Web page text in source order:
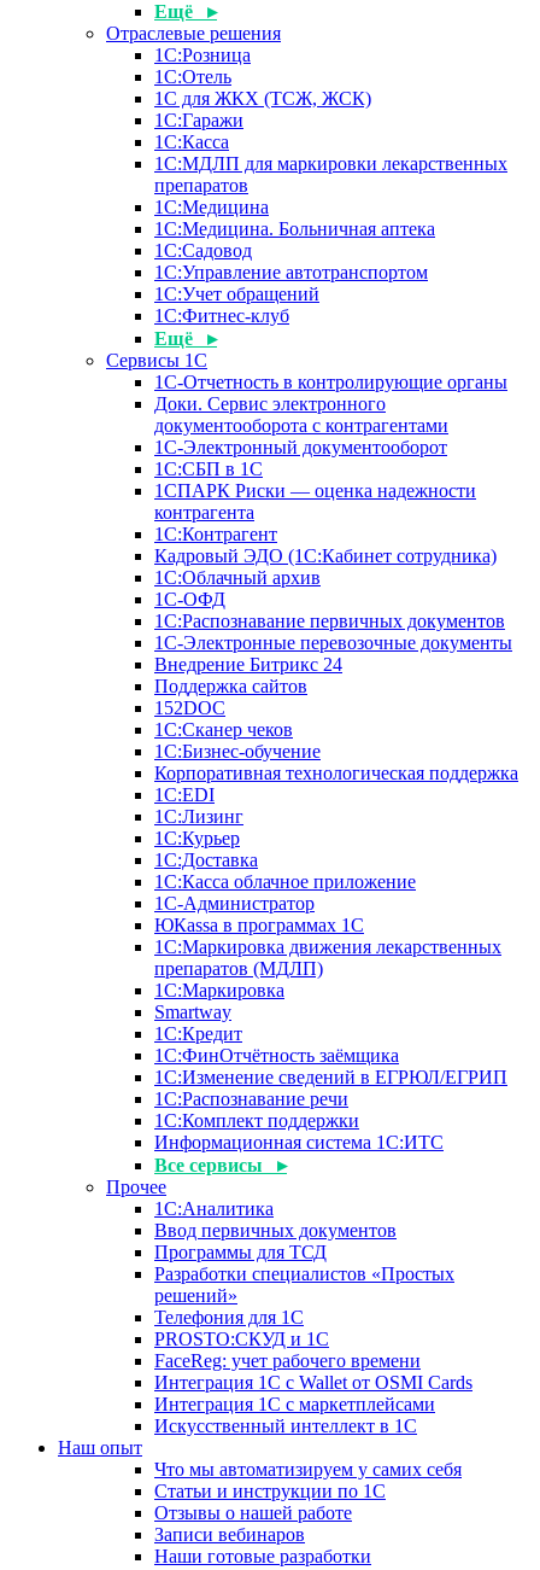
Ещё ▸
Отраслевые решения
1С:Розница
1С:Отель
1С для ЖКХ (ТСЖ, ЖСК)
1С:Гаражи
1С:Касса
1С:МДЛП для маркировки лекарственных
препаратов
1С:Медицина
1С:Медицина. Больничная аптека
1С:Садовод
1С:Управление автотранспортом
1С:Учет обращений
1С:Фитнес-клуб
Ещё ▸
Сервисы 1С
1С-Отчетность в контролирующие органы
Доки. Сервис электронного
документооборота с контрагентами
1С-Электронный документооборот
1С:СБП в 1С
1СПАРК Риски — оценка надежности
контрагента
1С:Контрагент
Кадровый ЭДО (1С:Кабинет сотрудника)
1С:Облачный архив
1С-ОФД
1С:Распознавание первичных документов
1С-Электронные перевозочные документы
Внедрение Битрикс 24
Поддержка сайтов
152DOC
1С:Сканер чеков
1С:Бизнес-обучение
Корпоративная технологическая поддержка
1С:ЕDI
1С:Лизинг
1С:Курьер
1С:Доставка
1С:Касса облачное приложение
1С-Администратор
ЮКаssа в программах 1С
1С:Маркировка движения лекарственных
препаратов (МДЛП)
1С:Маркировка
Smartway
1С:Кредит
1С:ФинОтчётность заёмщика
1С:Изменение сведений в ЕГРЮЛ/ЕГРИП
1С:Распознавание речи
1С:Комплект поддержки
Информационная система 1С:ИТС
Все сервисы ▸
Прочее
1С:Аналитика
Ввод первичных документов
Программы для ТСД
Разработки специалистов «Простых
решений»
Телефония для 1С
PROSTO:СКУД и 1С
FaceReg: учет рабочего времени
Интеграция 1С с Wallet от OSMI Cards
Интеграция 1С с маркетплейсами
Искусственный интеллект в 1С
Наш опыт
Что мы автоматизируем у самих себя
Статьи и инструкции по 1С
Отзывы о нашей работе
Записи вебинаров
Наши готовые разработки